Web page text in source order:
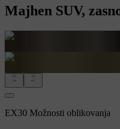
Majhen SUV,
EX30 Možnosti oblikovanja